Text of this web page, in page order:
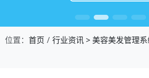
位置： 首页 行业资讯>美容美发管理